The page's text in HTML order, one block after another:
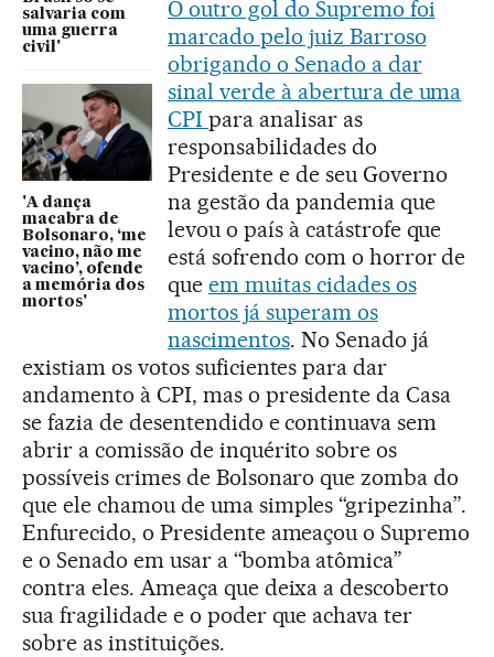
salvaria com
uma guerra
civil'
'A dança
macabra de
Bolsonaro, ‘me
vacino, não me
vacino’, ofende
a memória dos
mortos'
O outro gol do Supremo foi
marcado pelo juiz Barroso
obrigando o Senado a dar
sinal verde à abertura de uma
CPI para analisar as
responsabilidades do
Presidente e de seu Governo
na gestão da pandemia que
levou o país à catástrofe que
está sofrendo com o horror de
que em muitas cidades os
mortos já superam os
nascimentos. No Senado já
existiam os votos suficientes para dar
andamento à CPI, mas o presidente da Casa
se fazia de desentendido e continuava sem
abrir a comissão de inquérito sobre os
possíveis crimes de Bolsonaro que zomba do
que ele chamou de uma simples “gripezinha”.
Enfurecido, o Presidente ameaçou o Supremo
e o Senado em usar a “bomba atômica”
contra eles. Ameaça que deixa a descoberto
sua fragilidade e o poder que achava ter
sobre as instituições.